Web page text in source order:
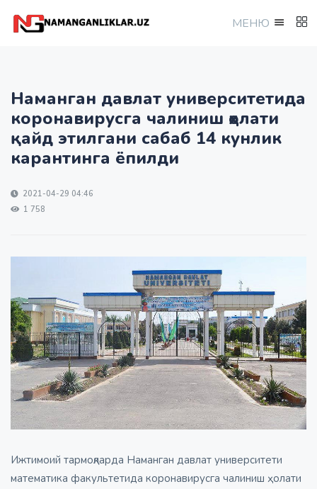
МEНЮ
Наманган давлат университетида
коронавирусга чалиниш ҳолати
қайд этилгани сабаб 14 кунлик
карантинга ёпилди
2021-04-29 04:46
1 758
Ижтимоий тармоқларда Наманган давлат университети
математика факультетида коронавирусга чалиниш ҳолати